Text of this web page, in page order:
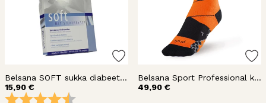
Belsana SOFT sukka diabeetikoille
15,90 €
Arvio:
Belsana Sport Professional kompressiosukka nilkka
49,90 €